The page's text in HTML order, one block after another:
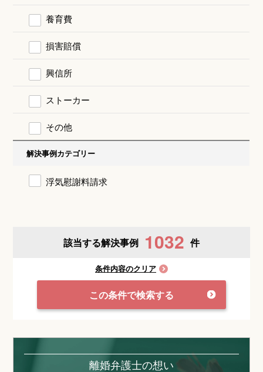
養育費
損害賠償
興信所
ストーカー
その他
解決事例カテゴリー
浮気慰謝料請求
該当する解決事例 1032 件
条件内容のクリア
この条件で検索する
離婚弁護士の想い